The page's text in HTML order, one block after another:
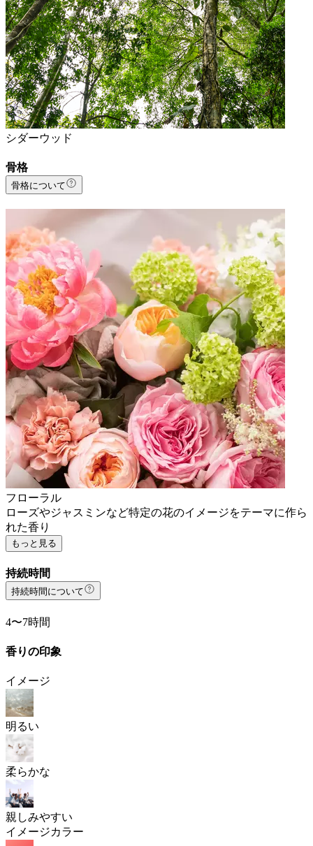
シダーウッド
骨格
骨格について
フローラル
ローズやジャスミンなど特定の花のイメージをテーマに作ら
れた香り
もっと見る
持続時間
持続時間について
4〜7時間
香りの印象
イメージ
明るい
柔らかな
親しみやすい
イメージカラー